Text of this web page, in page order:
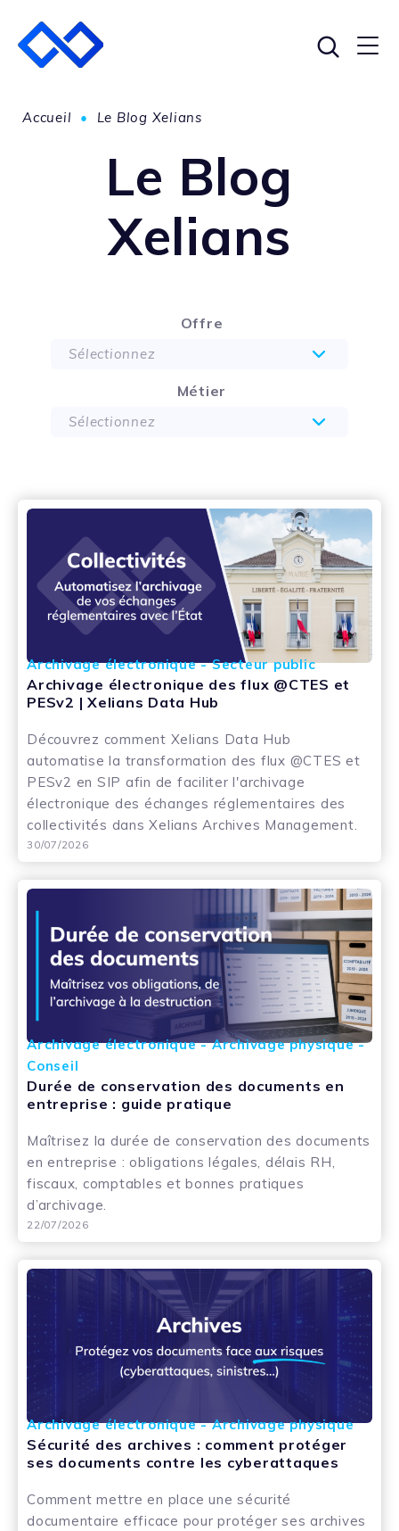
Accueil • Le Blog Xelians
Le Blog
Xelians
Offre
Sélectionnez
Métier
Sélectionnez
Archivage électronique - Secteur public
Archivage électronique des flux @CTES et
PESv2 | Xelians Data Hub
Découvrez comment Xelians Data Hub
automatise la transformation des flux @CTES et
PESv2 en SIP afin de faciliter l'archivage
électronique des échanges réglementaires des
collectivités dans Xelians Archives Management.
30/07/2026
Archivage électronique - Archivage physique -
Conseil
Durée de conservation des documents en
entreprise : guide pratique
Maîtrisez la durée de conservation des documents
en entreprise : obligations légales, délais RH,
fiscaux, comptables et bonnes pratiques
d’archivage.
22/07/2026
Archivage électronique - Archivage physique
Sécurité des archives : comment protéger
ses documents contre les cyberattaques
Comment mettre en place une sécurité
documentaire efficace pour protéger ses archives